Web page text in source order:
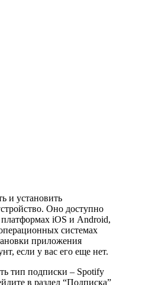
и установить
Оно доступно
iOS и Android,
системах
приложения
если у вас его еще нет.
тип подписки – Spotify
в раздел “Подписка”